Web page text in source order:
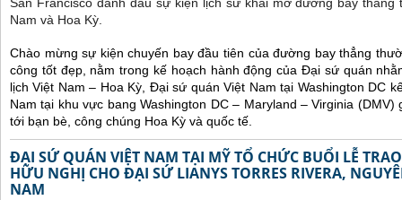
Nam và Hoa Kỳ.
Chào mừng sự kiện chuyến bay đầu tiên của đường bay thẳng
công tốt đẹp, nằm trong kế hoạch hành động của Đại sứ quán
lịch Việt Nam – Hoa Kỳ, Đại sứ quán Việt Nam tại Washington DC
Nam tại khu vực bang Washington DC – Maryland – Virginia
tới bạn bè, công chúng Hoa Kỳ và quốc tế.
ĐẠI SỨ QUÁN VIỆT NAM TẠI MỸ TỔ CHỨC BUỔI LỄ
HỮU NGHỊ CHO ĐẠI SỨ LIANYS TORRES RIVERA,
NAM